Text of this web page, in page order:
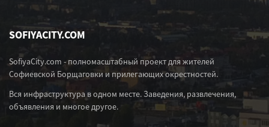
SOFIYACITY.COM
SofiyaCity.com - полномасштабный проект для жителей
Софиевской Борщаговки и прилегающих окрестностей.
Вся инфраструктура в одном месте. Заведения, развлечения,
объявления и многое другое.